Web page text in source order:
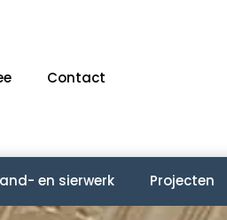
Contact
en sierwerk Projecten